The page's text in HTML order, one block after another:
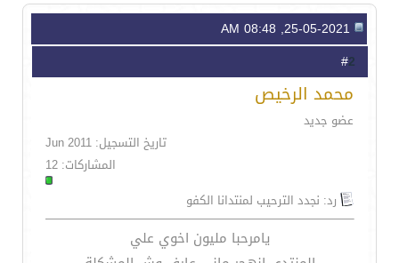
2
محمد الرخيص
عضو جديد
تاريخ التسجيل: Jun 2011
المشاركات: 12
رد: نجدد الترحيب لمنتدانا الكفو
يامرحبا مليون اخوي علي